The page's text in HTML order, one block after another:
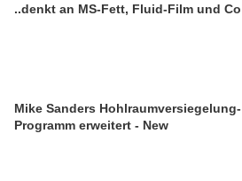
..denkt an MS-Fett, Fluid-Film und Co
Mike Sanders Hohlraumversiegelung-
Programm erweitert - New